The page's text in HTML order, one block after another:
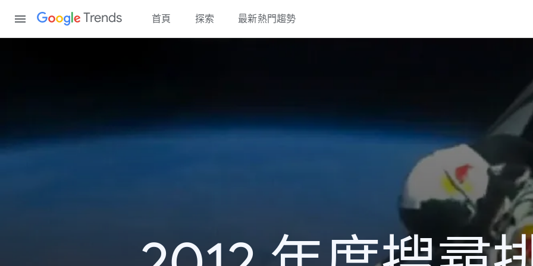
Trends 首頁 探索 最新熱門趨勢